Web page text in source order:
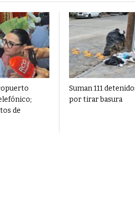
de
Suman 111
por tirar basura